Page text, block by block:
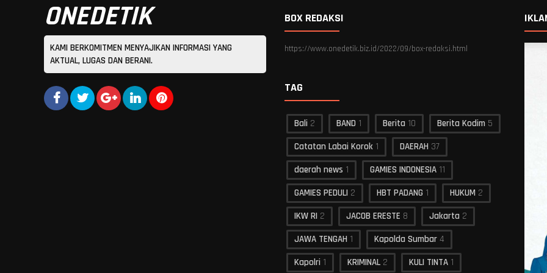
ONEDETIK
KAMI BERKOMITMEN MENYAJIKAN INFORMASI YANG
AKTUAL, LUGAS DAN BERANI.
BOX REDAKSI
https://www.onedetik.biz.id/2022/09/box-redaksi.html
TAG
Bali 2 BAND 1 Berita 10 Berita Kodim 5
Catatan Labai Korok 1 DAERAH 37
daerah news 1 GAMIES INDONESIA 11
GAMIES PEDULI 2 HBT PADANG 1 HUKUM 2
IKW RI 2 JACOB ERESTE 8 Jakarta 2
JAWA TENGAH 1 Kapolda Sumbar 4
Kapolri 1 KRIMINAL 2 KULI TINTA 1